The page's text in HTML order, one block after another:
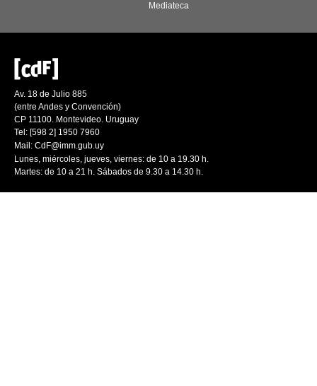
Mediateca
Av. 18 de Julio 885
(entre Andes y Convención)
CP 11100. Montevideo. Uruguay
Tel: [598 2] 1950 7960
Mail: CdF@imm.gub.uy
Lunes, miércoles, jueves, viernes: de 10 a 19.30 h.
Martes: de 10 a 21 h. Sábados de 9.30 a 14.30 h.